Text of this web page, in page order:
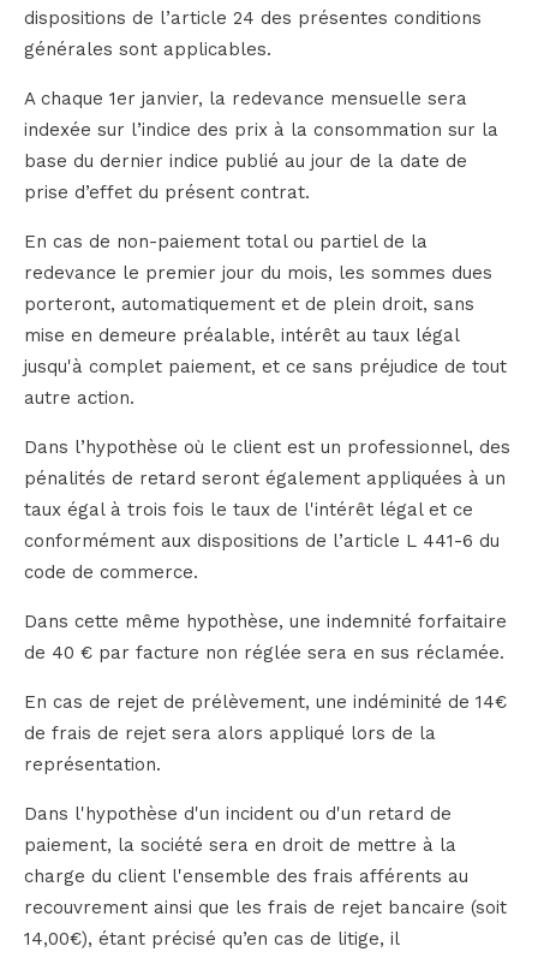
dispositions de l’article 24 des présentes conditions
générales sont applicables.
A chaque 1er janvier, la redevance mensuelle sera
indexée sur l’indice des prix à la consommation sur la
base du dernier indice publié au jour de la date de
prise d’effet du présent contrat.
En cas de non-paiement total ou partiel de la
redevance le premier jour du mois, les sommes dues
porteront, automatiquement et de plein droit, sans
mise en demeure préalable, intérêt au taux légal
jusqu'à complet paiement, et ce sans préjudice de tout
autre action.
Dans l’hypothèse où le client est un professionnel, des
pénalités de retard seront également appliquées à un
taux égal à trois fois le taux de l'intérêt légal et ce
conformément aux dispositions de l’article L 441-6 du
code de commerce.
Dans cette même hypothèse, une indemnité forfaitaire
de 40 € par facture non réglée sera en sus réclamée.
En cas de rejet de prélèvement, une indéminité de 14€
de frais de rejet sera alors appliqué lors de la
représentation.
Dans l'hypothèse d'un incident ou d'un retard de
paiement, la société sera en droit de mettre à la
charge du client l'ensemble des frais afférents au
recouvrement ainsi que les frais de rejet bancaire (soit
14,00€), étant précisé qu’en cas de litige, il